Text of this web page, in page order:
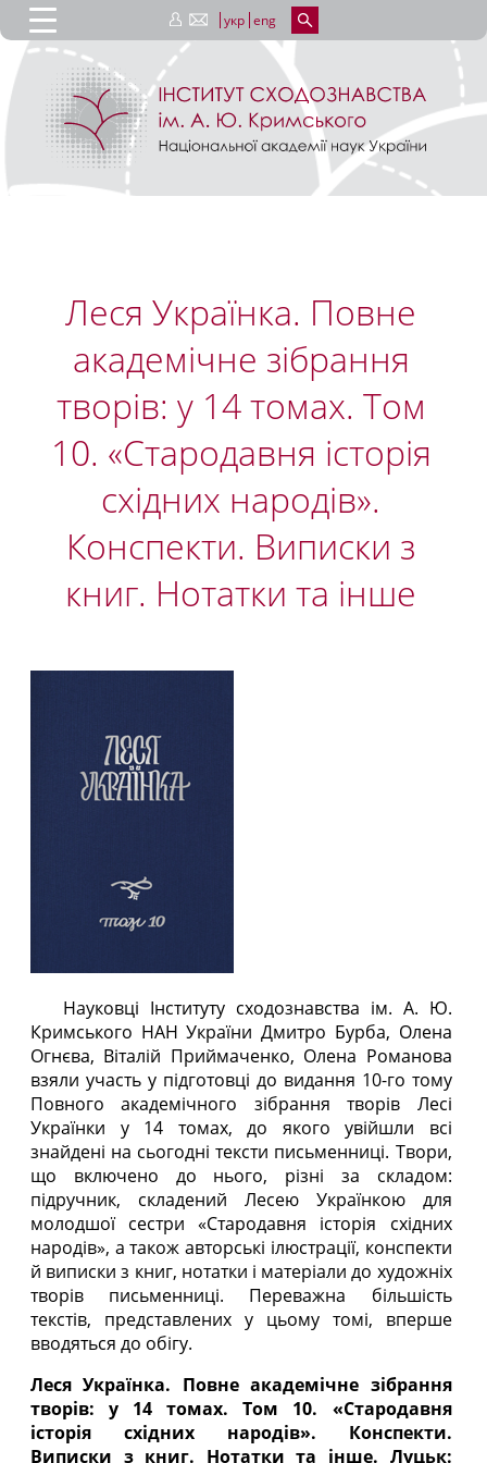
укр eng
Леся Українка. Повне
академічне зібрання
творів: у 14 томах. Том
10. «Стародавня історія
східних народів».
Конспекти. Виписки з
книг. Нотатки та інше
Науковці Інституту сходознавства ім. А. Ю.
Кримського НАН України Дмитро Бурба, Олена
Огнєва, Віталій Приймаченко, Олена Романова
взяли участь у підготовці до видання 10-го тому
Повного академічного зібрання творів Лесі
Українки у 14 томах, до якого увійшли всі
знайдені на сьогодні тексти письменниці. Твори,
що включено до нього, різні за складом:
підручник, складений Лесею Українкою для
молодшої сестри «Стародавня історія східних
народів», а також авторські ілюстрації, конспекти
й виписки з книг, нотатки і матеріали до художніх
творів письменниці. Переважна більшість
текстів, представлених у цьому томі, вперше
вводяться до обігу.
Леся Українка. Повне академічне зібрання
творів: у 14 томах. Том 10. «Стародавня
історія східних народів». Конспекти.
Виписки з книг. Нотатки та інше. Луцьк: